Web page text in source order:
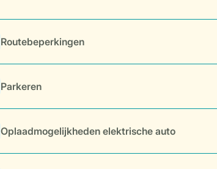
Routebeperkingen
Parkeren
Oplaadmogelijkheden elektrische auto